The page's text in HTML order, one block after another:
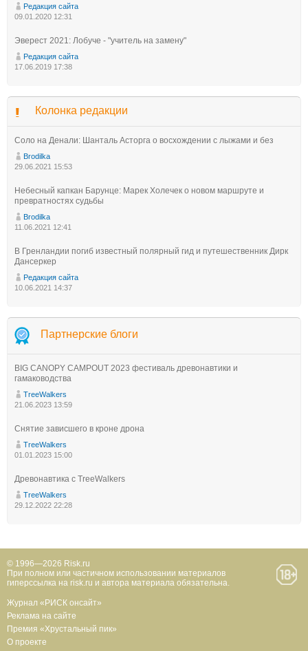
Редакция сайта
09.01.2020 12:31
Эверест 2021: Лобуче - "учитель на замену"
Редакция сайта
17.06.2019 17:38
Колонка редакции
Соло на Денали: Шанталь Асторга о восхождении с лыжами и без
Brodilka
29.06.2021 15:53
Небесный капкан Барунце: Марек Холечек о новом маршруте и
превратностях судьбы
Brodilka
11.06.2021 12:41
В Гренландии погиб известный полярный гид и путешественник Дирк
Дансеркер
Редакция сайта
10.06.2021 14:37
Партнерские блоги
BIG CANOPY CAMPOUT 2023 фестиваль древонавтики и
гамаководства
TreeWalkers
21.06.2023 13:59
Снятие зависшего в кроне дрона
TreeWalkers
01.01.2023 15:00
Древонавтика с TreeWalkers
TreeWalkers
29.12.2022 22:28
© 1996—2026 Risk.ru
При полном или частичном использовании материалов
гиперссылка на risk.ru и автора материала обязательна.
Журнал «РИСК онсайт»
Реклама на сайте
Премия «Хрустальный пик»
О проекте